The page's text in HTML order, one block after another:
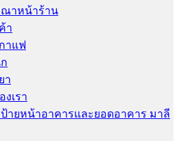
าหน้าร้าน
า
าแฟ
า
เรา
ายหน้าอาคารและยอดอาคาร มาลี